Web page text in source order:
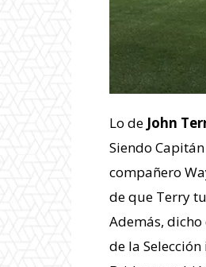
Lo de John
Siendo
compañero
de que Terry
Además,
de la